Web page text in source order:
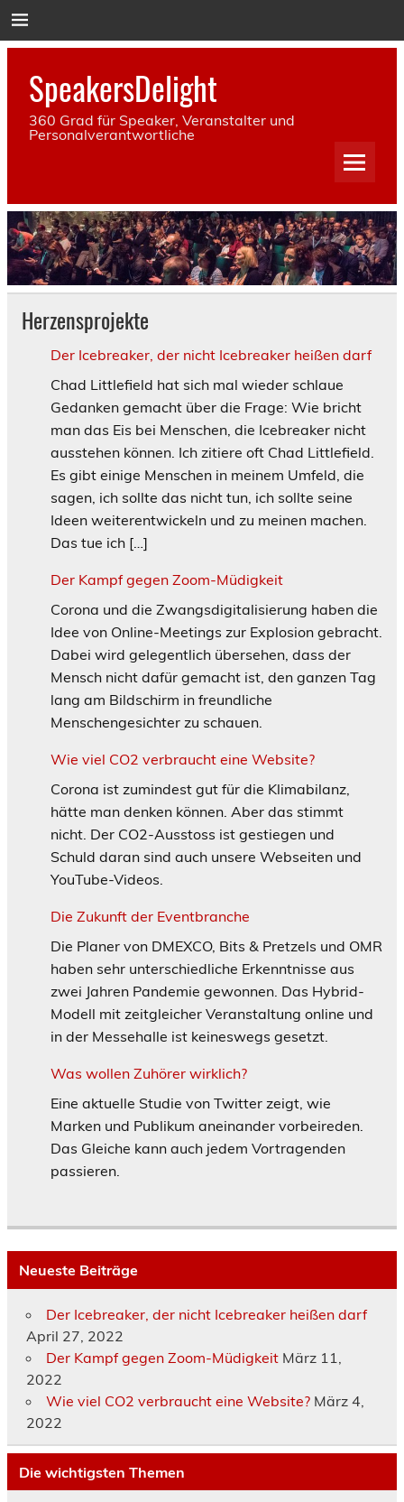
to
SpeakersDelight
360 Grad für Speaker, Veranstalter und
Personalverantwortliche
Herzensprojekte
Der Icebreaker, der nicht Icebreaker heißen darf
Chad Littlefield hat sich mal wieder schlaue
Gedanken gemacht über die Frage: Wie bricht
man das Eis bei Menschen, die Icebreaker nicht
ausstehen können. Ich zitiere oft Chad Littlefield.
Es gibt einige Menschen in meinem Umfeld, die
sagen, ich sollte das nicht tun, ich sollte seine
Ideen weiterentwickeln und zu meinen machen.
Das tue ich […]
Der Kampf gegen Zoom-Müdigkeit
Corona und die Zwangsdigitalisierung haben die
Idee von Online-Meetings zur Explosion gebracht.
Dabei wird gelegentlich übersehen, dass der
Mensch nicht dafür gemacht ist, den ganzen Tag
lang am Bildschirm in freundliche
Menschengesichter zu schauen.
Wie viel CO2 verbraucht eine Website?
Corona ist zumindest gut für die Klimabilanz,
hätte man denken können. Aber das stimmt
nicht. Der CO2-Ausstoss ist gestiegen und
Schuld daran sind auch unsere Webseiten und
YouTube-Videos.
Die Zukunft der Eventbranche
Die Planer von DMEXCO, Bits & Pretzels und OMR
haben sehr unterschiedliche Erkenntnisse aus
zwei Jahren Pandemie gewonnen. Das Hybrid-
Modell mit zeitgleicher Veranstaltung online und
in der Messehalle ist keineswegs gesetzt.
Was wollen Zuhörer wirklich?
Eine aktuelle Studie von Twitter zeigt, wie
Marken und Publikum aneinander vorbeireden.
Das Gleiche kann auch jedem Vortragenden
passieren.
Neueste Beiträge
Der Icebreaker, der nicht Icebreaker heißen darf
April 27, 2022
Der Kampf gegen Zoom-Müdigkeit März 11,
2022
Wie viel CO2 verbraucht eine Website? März 4,
2022
Die wichtigsten Themen